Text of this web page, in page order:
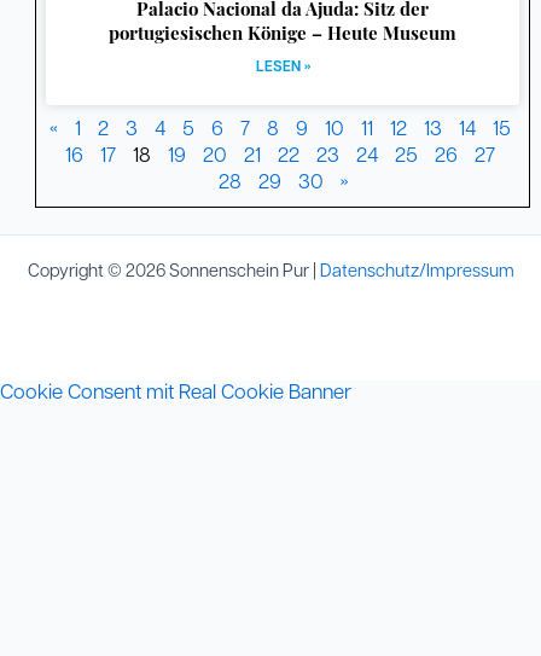
Palacio Nacional da Ajuda: Sitz der
portugiesischen Könige – Heute Museum
LESEN »
« 1 2 3 4 5 6 7 8 9 10 11 12 13 14
15
16
17 18 19 20 21 22 23 24 25 26
27
28
29 30 »
Copyright © 2026 Sonnenschein Pur | Datenschutz/Impressum
Cookie Consent mit Real Cookie Banner